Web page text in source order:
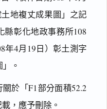
地複丈成果圖」之記
縣彰化地政事務所108
年4月19日）彰土測字
。
於「F1部分面積52.2
，應予刪除。